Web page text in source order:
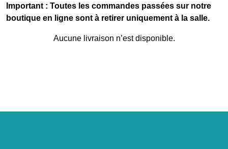
Important : Toutes les commandes passées sur notre
boutique en ligne sont à retirer uniquement à la salle.
Aucune livraison n’est disponible.